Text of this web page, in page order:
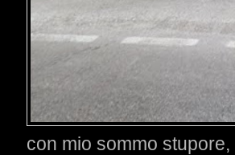
con mio sommo